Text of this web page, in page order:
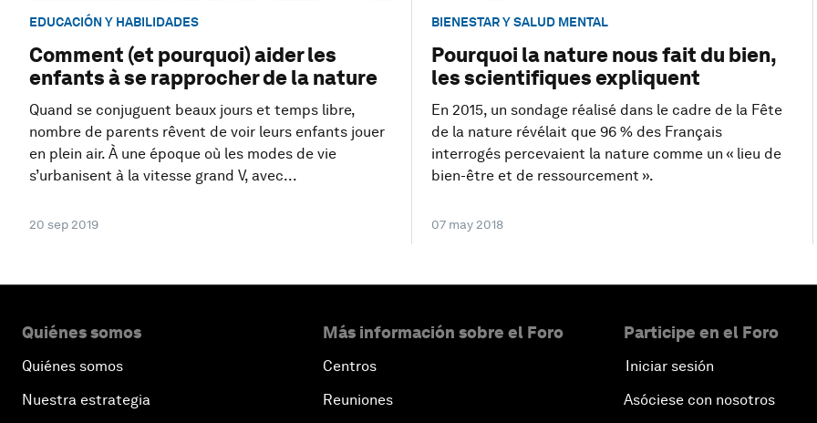
EDUCACIÓN Y HABILIDADES
Comment (et pourquoi) aider les
enfants à se rapprocher de la nature
Quand se conjuguent beaux jours et temps libre,
nombre de parents rêvent de voir leurs enfants jouer
en plein air. À une époque où les modes de vie
s’urbanisent à la vitesse grand V, avec...
20 sep 2019
BIENESTAR Y SALUD MENTAL
Pourquoi la nature nous fait du bien,
les scientifiques expliquent
En 2015, un sondage réalisé dans le cadre de la Fête
de la nature révélait que 96 % des Français
interrogés percevaient la nature comme un « lieu de
bien-être et de ressourcement ».
07 may 2018
Quiénes somos
Quiénes somos
Nuestra estrategia
Más información sobre el Foro
Centros
Reuniones
Participe en el Foro
Iniciar sesión
Asóciese con nosotros